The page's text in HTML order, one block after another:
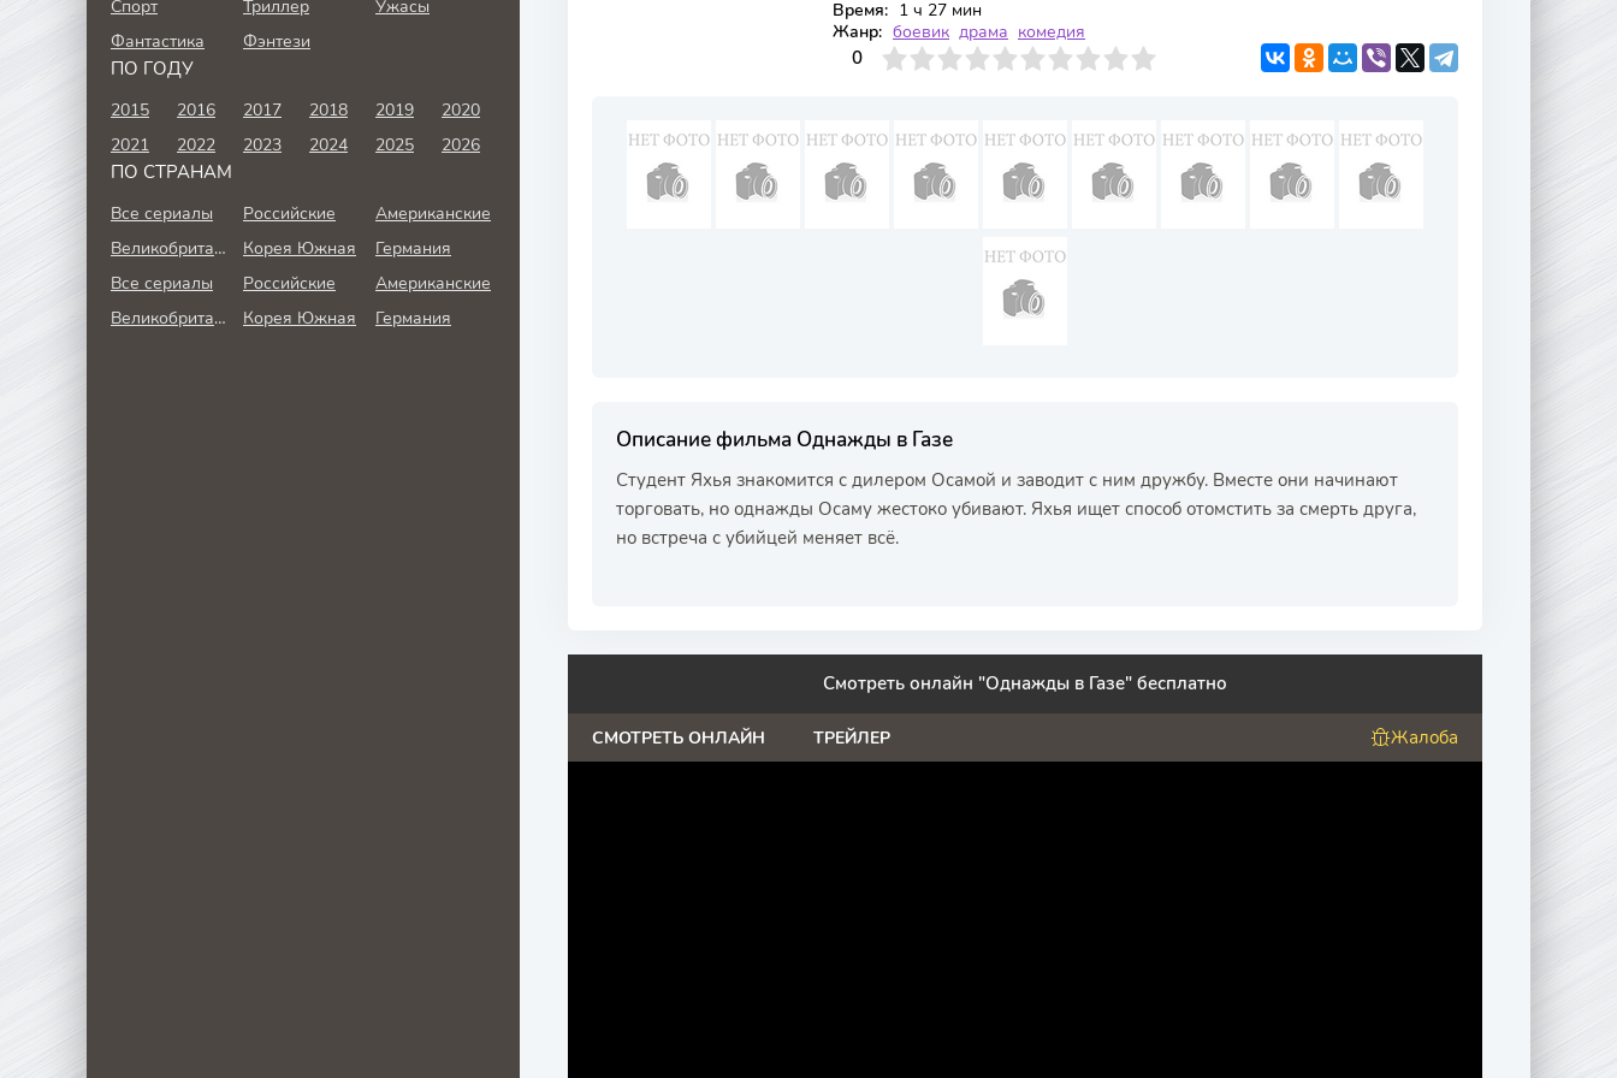
Время: 1 ч 27 мин
Жанр: боевик драма комедия
0
4 6 7 8 9 10
Описание фильма Однажды в Газе
Студент Яхья знакомится с дилером Осамой и заводит с ним дружбу. Вместе они начинают
торговать, но однажды Осаму жестоко убивают. Яхья ищет способ отомстить за смерть друга,
но встреча с убийцей меняет всё.
Смотреть онлайн "Однажды в Газе" бесплатно
СМОТРЕТЬ ОНЛАЙН ТРЕЙЛЕР Жалоба
Спорт Триллер
Ужасы
Фантастика
Фэнтези
ПО ГОДУ
2015 2016 2017 2018 2019
2020
2021
2022 2023 2024 2025 2026
ПО СТРАНАМ
Все сериалы Российские
Американские
Великобритания
Корея Южная
Германия
Все сериалы
Российские
Американские
Великобритания
Корея Южная Германия